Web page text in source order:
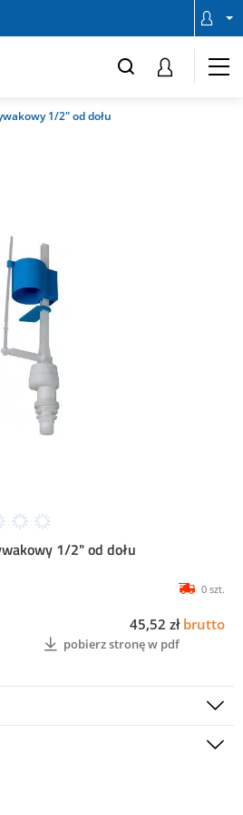
1/2" od dołu
1/2" od dołu
0 szt.
45,52 zł brutto
pobierz stronę w pdf